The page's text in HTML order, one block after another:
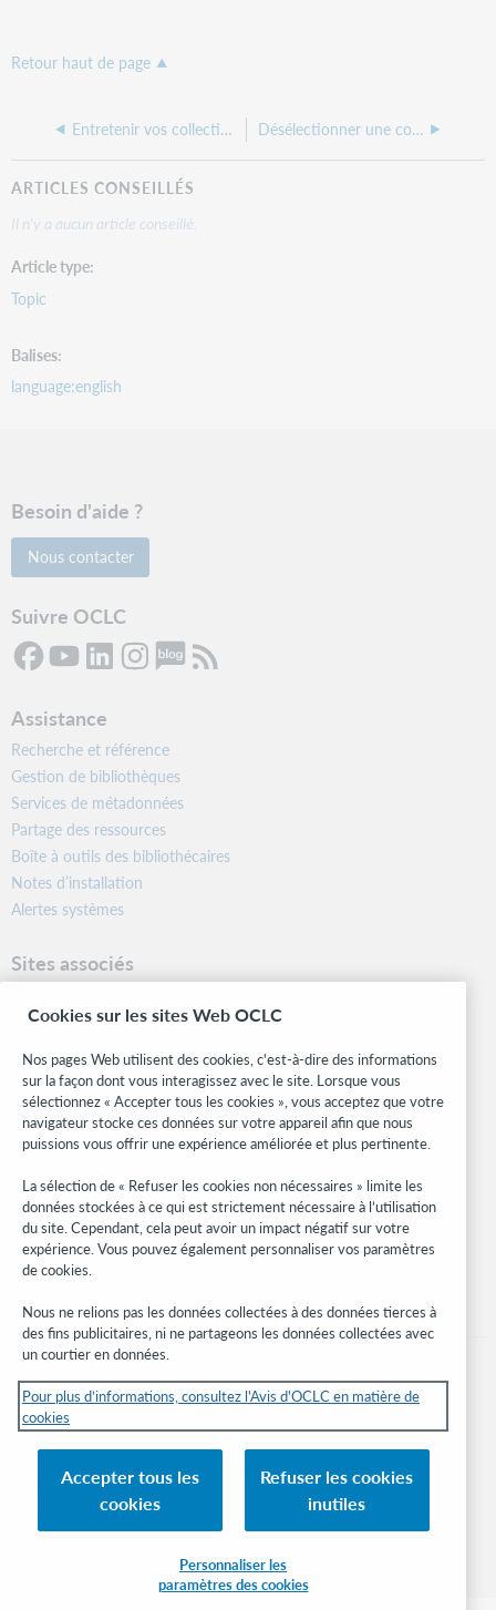
Retour haut de page
Entretenir vos collections de la base de connaissances Désélectionner une collection ou un titre
ARTICLES CONSEILLÉS
Il n'y a aucun article conseillé.
Article type
Topic
Balises
language:english
Besoin d'aide ?
Nous contacter
Suivre OCLC
Assistance
Recherche et référence
Gestion de bibliothèques
Services de métadonnées
Partage des ressources
Boîte à outils des bibliothécaires
Notes d’installation
Alertes systèmes
Sites associés
Formats bibliographiques
Research
WebJunction
Réseau des développeurs
Soyez informé
Recevez les dernières nouvelles sur les produits et services, des
études, des événements, et plus.
© 2026 OCLC
Inc. et de ses affiliés.
Avis sur les cookies Gérer mes cookies
Déclaration de confidentialité
Cookies sur les sites Web OCLC
Nos pages Web utilisent des cookies, c'est-à-dire des informations
sur la façon dont vous interagissez avec le site. Lorsque vous
sélectionnez « Accepter tous les cookies », vous acceptez que votre
navigateur stocke ces données sur votre appareil afin que nous
puissions vous offrir une expérience améliorée et plus pertinente.
La sélection de « Refuser les cookies non nécessaires » limite les
données stockées à ce qui est strictement nécessaire à l’utilisation
du site. Cependant, cela peut avoir un impact négatif sur votre
expérience. Vous pouvez également personnaliser vos paramètres
de cookies.
Nous ne relions pas les données collectées à des données tierces à
des fins publicitaires, ni ne partageons les données collectées avec
un courtier en données.
Pour plus d’informations, consultez l'Avis d'OCLC en matière de
cookies
Accepter tous les
cookies
Refuser les cookies
inutiles
Personnaliser les
paramètres des cookies